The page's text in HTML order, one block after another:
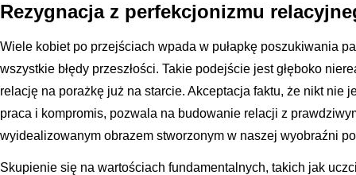
Rezygnacja z perfekcjonizmu
Wiele kobiet po przejściach wpada w pułapkę poszukiwania
wszystkie błędy przeszłości. Takie podejście jest głęboko
relację na porażkę już na starcie. Akceptacja faktu, że nikt nie
praca i kompromis, pozwala na budowanie relacji z
wyidealizowanym obrazem stworzonym w naszej wyobraźni
Skupienie się na wartościach fundamentalnych, takich jak